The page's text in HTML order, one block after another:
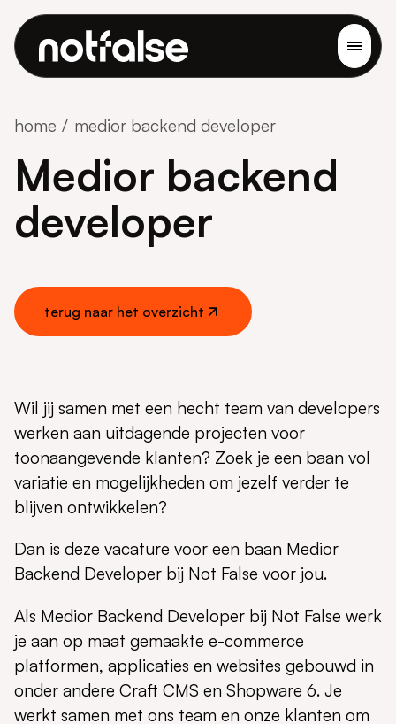
home medior backend developer
Medior backend
developer
terug naar het overzicht
Wil jij samen met een hecht team van developers
werken aan uitdagende projecten voor
toonaangevende klanten? Zoek je een baan vol
variatie en mogelijkheden om jezelf verder te
blijven ontwikkelen?
Dan is deze vacature voor een baan Medior
Backend Developer bij Not False voor jou.
Als Medior Backend Developer bij Not False werk
je aan op maat gemaakte e-commerce
platformen, applicaties en websites gebouwd in
onder andere Craft CMS en Shopware 6. Je
werkt samen met ons team en onze klanten om